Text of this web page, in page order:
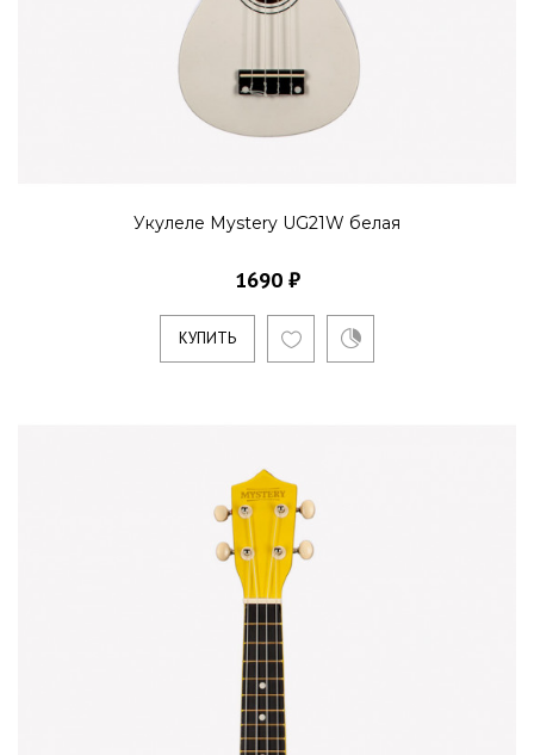
Укулеле Mystery UG21W белая
1690 ₽
КУПИТЬ